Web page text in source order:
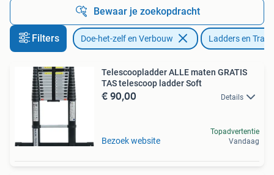
Bewaar je zoekopdracht
Filters Doe-het-zelf en Verbouw Ladders en
Telescoopladder ALLE maten GRATIS
TAS telescoop ladder Soft
€ 90,00 Details
Bezoek website
Topadvertentie
Vandaag